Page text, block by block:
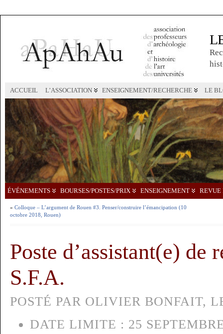
ACCUEIL L’ASSOCIATION ENSEIGNEMENT/RECHERCHE LE
ÉVÉNEMENTS BOURSES/POSTES/PRIX ENSEIGNEMENT REVUE
« Colloque – L’argument de Rouen #3. Penser/construire l’émancipation (10
octobre 2018, Rouen)
Poste d’assistant(e) de
S.F.A.
POSTÉ PAR OLIVIER BONFAIT,
DATE LIMITE : 25